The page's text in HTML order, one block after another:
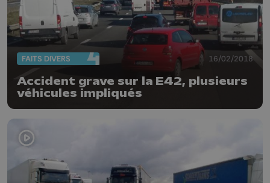
FAITS DIVERS 16/02/2018
Accident grave sur la E42, plusieurs
véhicules impliqués